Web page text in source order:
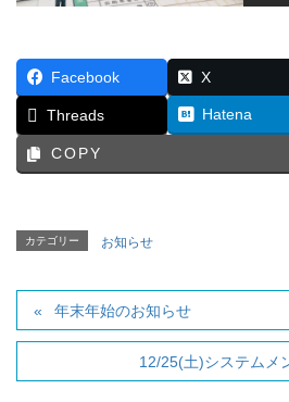
Facebook X
Threads Hatena
COPY
カテゴリー お知らせ
年末年始のお知らせ
12/25(土)システムメ